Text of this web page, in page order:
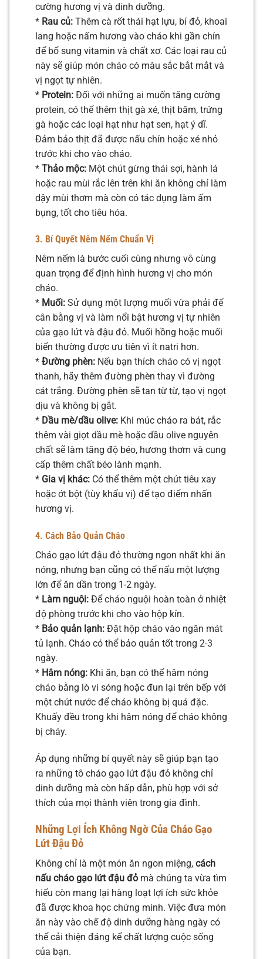
cường hương vị và dinh dưỡng.
* Rau củ: Thêm cà rốt thái hạt lựu, bí đỏ, khoai
lang hoặc nấm hương vào cháo khi gần chín
để bổ sung vitamin và chất xơ. Các loại rau củ
này sẽ giúp món cháo có màu sắc bắt mắt và
vị ngọt tự nhiên.
* Protein: Đối với những ai muốn tăng cường
protein, có thể thêm thịt gà xé, thịt băm, trứng
gà hoặc các loại hạt như hạt sen, hạt ý dĩ.
Đảm bảo thịt đã được nấu chín hoặc xé nhỏ
trước khi cho vào cháo.
* Thảo mộc: Một chút gừng thái sợi, hành lá
hoặc rau mùi rắc lên trên khi ăn không chỉ làm
dậy mùi thơm mà còn có tác dụng làm ấm
bụng, tốt cho tiêu hóa.
3. Bí Quyết Nêm Nếm Chuẩn Vị
Nêm nếm là bước cuối cùng nhưng vô cùng
quan trọng để định hình hương vị cho món
cháo.
* Muối: Sử dụng một lượng muối vừa phải để
cân bằng vị và làm nổi bật hương vị tự nhiên
của gạo lứt và đậu đỏ. Muối hồng hoặc muối
biển thường được ưu tiên vì ít natri hơn.
* Đường phèn: Nếu bạn thích cháo có vị ngọt
thanh, hãy thêm đường phèn thay vì đường
cát trắng. Đường phèn sẽ tan từ từ, tạo vị ngọt
dịu và không bị gắt.
* Dầu mè/dầu olive: Khi múc cháo ra bát, rắc
thêm vài giọt dầu mè hoặc dầu olive nguyên
chất sẽ làm tăng độ béo, hương thơm và cung
cấp thêm chất béo lành mạnh.
* Gia vị khác: Có thể thêm một chút tiêu xay
hoặc ớt bột (tùy khẩu vị) để tạo điểm nhấn
hương vị.
4. Cách Bảo Quản Cháo
Cháo gạo lứt đậu đỏ thường ngon nhất khi ăn
nóng, nhưng bạn cũng có thể nấu một lượng
lớn để ăn dần trong 1-2 ngày.
* Làm nguội: Để cháo nguội hoàn toàn ở nhiệt
độ phòng trước khi cho vào hộp kín.
* Bảo quản lạnh: Đặt hộp cháo vào ngăn mát
tủ lạnh. Cháo có thể bảo quản tốt trong 2-3
ngày.
* Hâm nóng: Khi ăn, bạn có thể hâm nóng
cháo bằng lò vi sóng hoặc đun lại trên bếp với
một chút nước để cháo không bị quá đặc.
Khuấy đều trong khi hâm nóng để cháo không
bị cháy.
Áp dụng những bí quyết này sẽ giúp bạn tạo
ra những tô cháo gạo lứt đậu đỏ không chỉ
dinh dưỡng mà còn hấp dẫn, phù hợp với sở
thích của mọi thành viên trong gia đình.
Những Lợi Ích Không Ngờ Của Cháo Gạo
Lứt Đậu Đỏ
Không chỉ là một món ăn ngon miệng, cách
nấu cháo gạo lứt đậu đỏ mà chúng ta vừa tìm
hiểu còn mang lại hàng loạt lợi ích sức khỏe
đã được khoa học chứng minh. Việc đưa món
ăn này vào chế độ dinh dưỡng hàng ngày có
thể cải thiện đáng kể chất lượng cuộc sống
của bạn.